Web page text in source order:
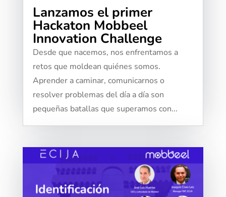
Lanzamos el primer
Hackaton Mobbeel
Innovation Challenge
Desde que nacemos, nos enfrentamos a
retos que moldean quiénes somos.
Aprender a caminar, comunicarnos o
resolver problemas del día a día son
pequeñas batallas que superamos con...